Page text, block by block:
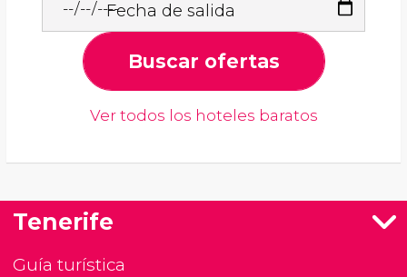
Fecha de salida
Buscar ofertas
Ver todos los hoteles baratos
Tenerife
Guía turística